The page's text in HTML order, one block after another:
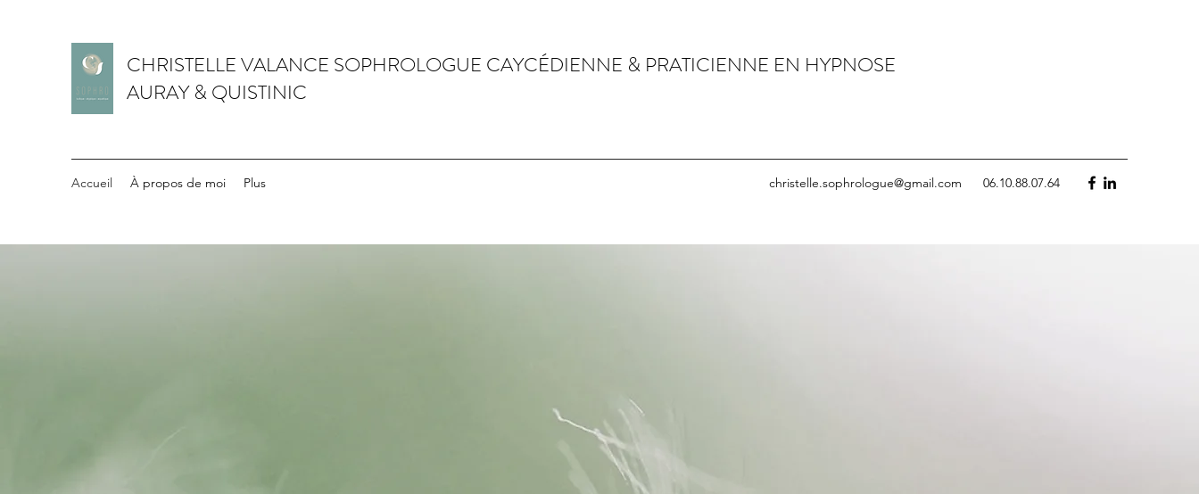
CHRISTELLE VALANCE SOPHROLOGUE CAYCÉDIENNE & PRATICIENNE EN HYPNOSE
AURAY & QUISTINIC
Accueil À propos de moi Plus christelle.sophrologue@gmail.com 06.10.88.07.64